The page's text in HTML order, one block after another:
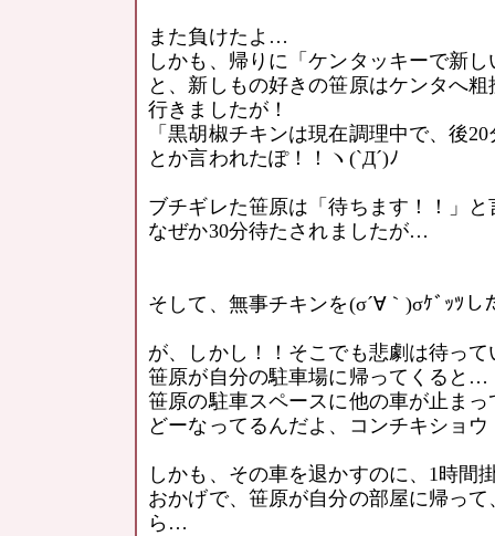
また負けたよ…
しかも、帰りに「ケンタッキーで新
と、新しもの好きの笹原はケンタへ
行きましたが！
「黒胡椒チキンは現在調理中で、後
とか言われたぽ！！ヽ(`Д´)ﾉ
ブチギレた笹原は「待ちます！！」
なぜか30分待たされましたが…
そして、無事チキンを(σ´∀｀)σｹﾞｯﾂし
が、しかし！！そこでも悲劇は待って
笹原が自分の駐車場に帰ってくると…
笹原の駐車スペースに他の車が止ま
どーなってるんだよ、コンチキショ
しかも、その車を退かすのに、1時間
おかげで、笹原が自分の部屋に帰っ
ら…